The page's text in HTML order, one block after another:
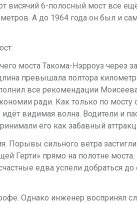
висячий 6-полосный мост все
А до 1964 года он был и
моста Такома-Нэрроуз через
превышала полтора
все рекомендации
ради. Как только по
идёт видимая волна. Водители и
его как забавный
Порывы сильного ветра
Герти» прямо на полотне
едва успели добраться
Однако инженер воспринял